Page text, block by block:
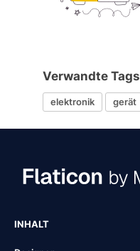
Verwandte Tags
elektronik gerät
INHALT